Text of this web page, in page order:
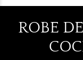
ROBE